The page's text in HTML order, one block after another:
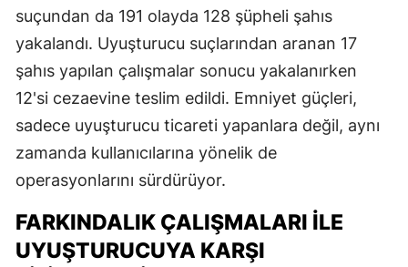
suçundan da 191 olayda 128 şüpheli şahıs
yakalandı. Uyuşturucu suçlarından aranan 17
şahıs yapılan çalışmalar sonucu yakalanırken
12'si cezaevine teslim edildi. Emniyet güçleri,
sadece uyuşturucu ticareti yapanlara değil, aynı
zamanda kullanıcılarına yönelik de
operasyonlarını sürdürüyor.
FARKINDALIK ÇALIŞMALARI ILE
UYUŞTURUCUYA KARŞI